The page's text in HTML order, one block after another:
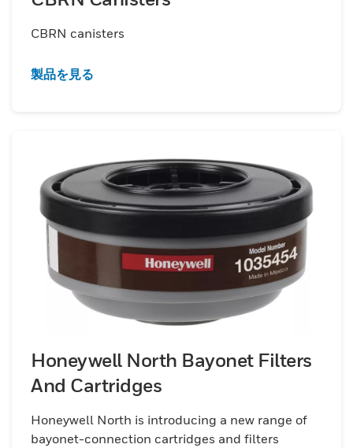
CBRN canisters
製品を見る
Honeywell North Bayonet Filters
And Cartridges
Honeywell North is introducing a new range of
bayonet-connection cartridges and filters